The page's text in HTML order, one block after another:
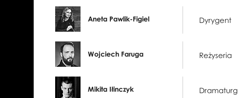
Aneta Pawlik-Figiel Dyrygent
Wojciech Faruga Reżyseria
Mikita Iłinczyk Dramaturg